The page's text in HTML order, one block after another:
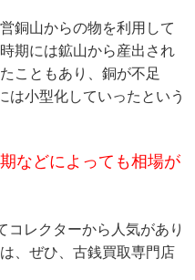
銅山からの物を利用して
期には鉱山から産出され
こともあり、銅が不足
は小型化していったという
などによっても相場が
コレクターから人気があり
、ぜひ、古銭買取専門店